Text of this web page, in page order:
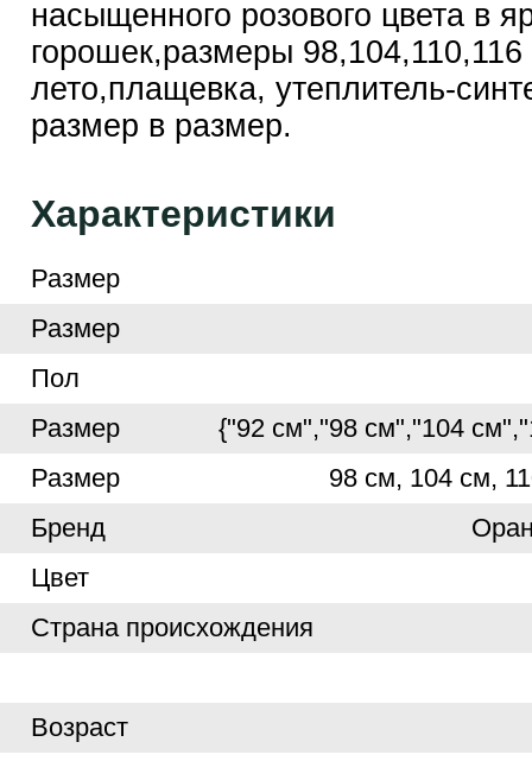
насыщенного розового цвета в
горошек,размеры 98,104,110,116
лето,плащевка, утеплитель-
размер в размер.
Характеристики
Размер
Размер
Пол
Размер
{"92 см","98 см","104
Размер
98 см, 104 см,
Бренд
Цвет
Страна происхождения
Возраст